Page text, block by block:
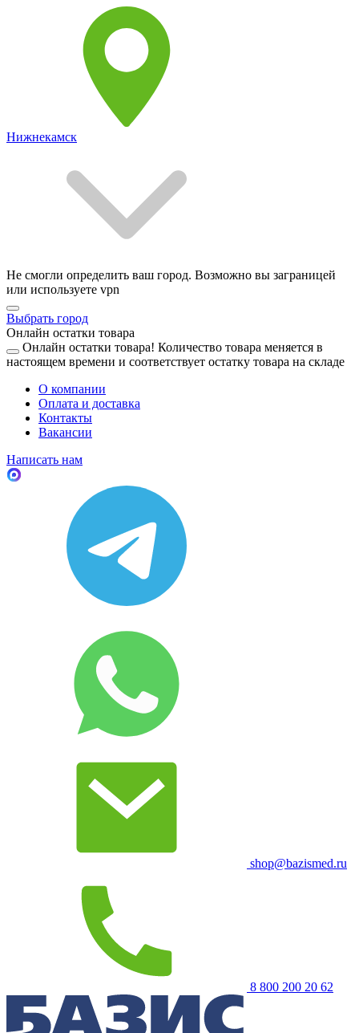
Нижнекамск
Не смогли определить ваш город. Возможно вы заграницей
или используете vpn
Выбрать город
Онлайн остатки товара
Онлайн остатки товара! Количество товара меняется в
настоящем времени и соответствует остатку товара на складе
О компании
Оплата и доставка
Контакты
Вакансии
Написать нам
shop@bazismed.ru
8 800 200 20 62